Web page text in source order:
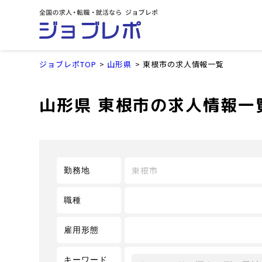
ジョブレポTOP 山形県 東根市の求人情報一覧
山形県 東根市の求人情報一
勤務地 東根市
職種
雇用形態
キーワード